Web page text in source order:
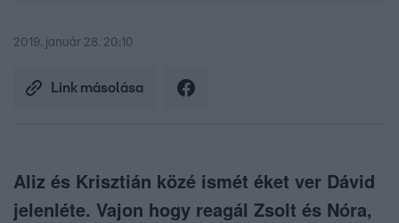
2019. január 28. 20:10
Link másolása
Aliz és Krisztián közé ismét éket ver Dávid
jelenléte. Vajon hogy reagál Zsolt és Nóra,